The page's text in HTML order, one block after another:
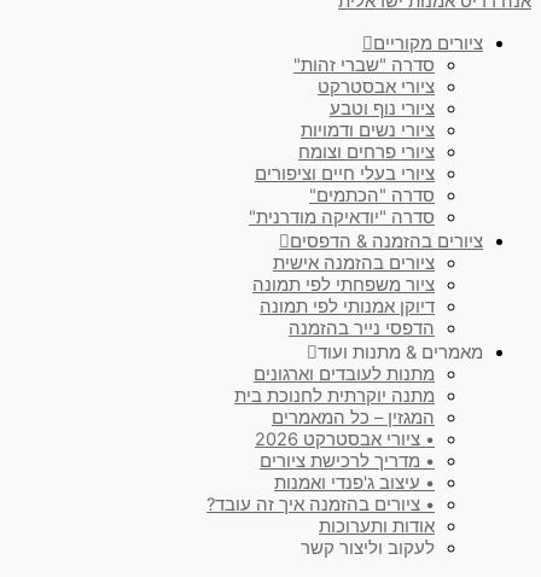
ציורים מקוריים
סדרה "שברי זהות"
ציורי אבסטרקט
ציורי נוף וטבע
ציורי נשים ודמויות
ציורי פרחים וצומח
ציורי בעלי חיים וציפורים
סדרה "הכתמים"
סדרה "יודאיקה מודרנית"
ציורים בהזמנה & הדפסים
ציורים בהזמנה אישית
ציור משפחתי לפי תמונה
דיוקן אמנותי לפי תמונה
הדפסי נייר בהזמנה
מאמרים & מתנות ועוד
מתנות לעובדים וארגונים
מתנה יוקרתית לחנוכת בית
המגזין – כל המאמרים
• ציורי אבסטרקט 2026
• מדריך לרכישת ציורים
• עיצוב ג'פנדי ואמנות
• ציורים בהזמנה איך זה עובד?
אודות ותערוכות
לעקוב וליצור קשר